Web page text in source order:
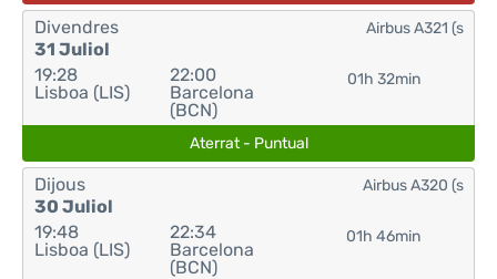
Divendres
31 Juliol
19:28
Lisboa (LIS)
22:00
Barcelona
(BCN)
01h 32min
Airbus A321 (s
Aterrat - Puntual
Dijous
30 Juliol
19:48
Lisboa (LIS)
22:34
Barcelona
(BCN)
01h 46min
Airbus A320 (s